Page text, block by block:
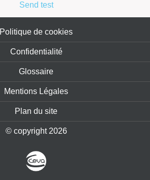
Send test
Politique de cookies
Confidentialité
Glossaire
Mentions Légales
Plan du site
© copyright 2026